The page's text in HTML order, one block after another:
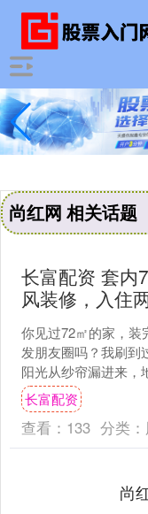
尚红网 相关话题
长富配资 套内
风装修，入住
你见过72㎡的家，装
发朋友圈吗？我刷到
阳光从纱帘漏进来，
光，猫咪趴在木纹砖
有三个字“好舒服”。评
长富配资
查看： 133 分类：
尚